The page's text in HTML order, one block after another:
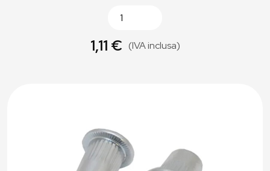
1,11 € (IVA inclusa)